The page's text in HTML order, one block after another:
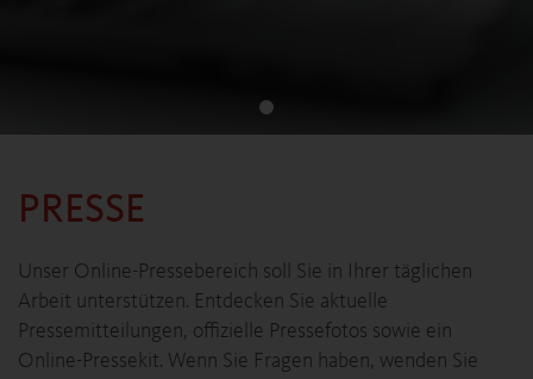
PRESSE
Unser Online-Pressebereich soll Sie in Ihrer täglichen
Arbeit unterstützen. Entdecken Sie aktuelle
Pressemitteilungen, offizielle Pressefotos sowie ein
Online-Pressekit. Wenn Sie Fragen haben, wenden Sie